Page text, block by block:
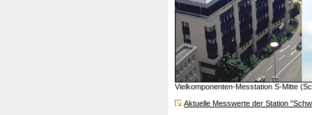
Vielkomponenten-Messtation S-Mitte
Aktuelle Messwerte der Station